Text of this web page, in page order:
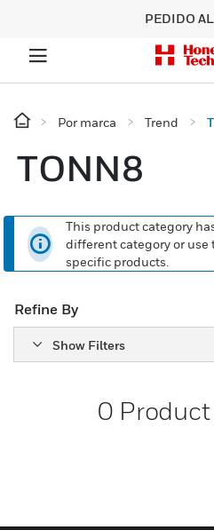
PEDIDO
Por marca Trend
TONN8
This product category
different category or use
specific products.
Refine By
Show Filters
0